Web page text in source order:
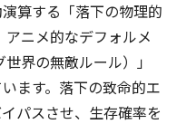
算する「落下の物理的
ニメ的なデフォルメ
界の無敵ルール）」
ます。落下の致命的エ
パスさせ、生存確率を